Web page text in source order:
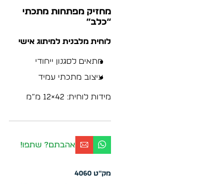
מחזיק מפתחות מתכתי
“כלב”
לוחית מלבנית למיתוג אישי
מתאים לסגנון ייחודי
עיצוב מתכתי עמיד
מידות לוחית: 42×12 מ”מ
אהבתם? שתפו!
מק"ט 4060